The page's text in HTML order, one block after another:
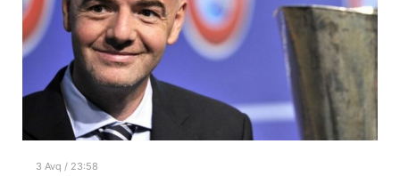
3 Avq / 23:58